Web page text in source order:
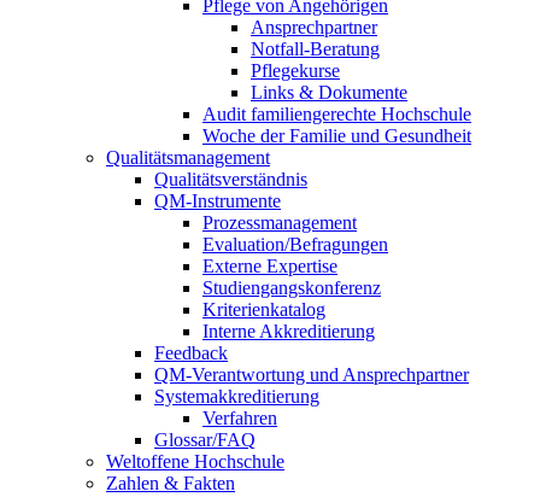
Pflege von Angehörigen
Ansprechpartner
Notfall-Beratung
Pflegekurse
Links & Dokumente
Audit familiengerechte Hochschule
Woche der Familie und Gesundheit
Qualitätsmanagement
Qualitätsverständnis
QM-Instrumente
Prozessmanagement
Evaluation/Befragungen
Externe Expertise
Studiengangskonferenz
Kriterienkatalog
Interne Akkreditierung
Feedback
QM-Verantwortung und Ansprechpartner
Systemakkreditierung
Verfahren
Glossar/FAQ
Weltoffene Hochschule
Zahlen & Fakten